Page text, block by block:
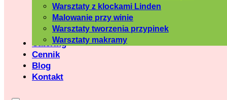
Warsztaty z klockami Linden
Malowanie przy winie
Warsztaty tworzenia przypinek
Warsztaty makramy
Catering
Cennik
Blog
Kontakt